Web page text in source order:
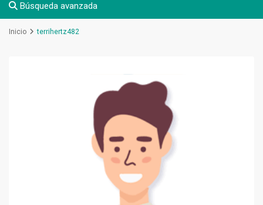
Búsqueda avanzada
Inicio terrihertz482